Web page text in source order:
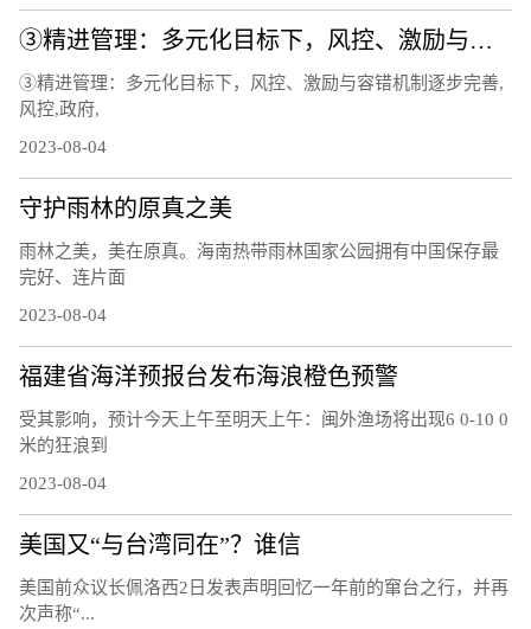
③精进管理：多元化目标下，风控、激励与容错机制逐步完善
③精进管理：多元化目标下，风控、激励与容错机制逐步完善,
风控,政府,
2023-08-04
守护雨林的原真之美
雨林之美，美在原真。海南热带雨林国家公园拥有中国保存最
完好、连片面
2023-08-04
福建省海洋预报台发布海浪橙色预警
受其影响，预计今天上午至明天上午：闽外渔场将出现6 0-10 0
米的狂浪到
2023-08-04
美国又“与台湾同在”？谁信
美国前众议长佩洛西2日发表声明回忆一年前的窜台之行，并再
次声称“...